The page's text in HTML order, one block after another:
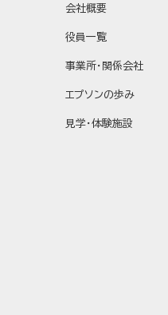
会社概要
役員一覧
事業所・関係会社
エプソンの歩み
見学・体験施設